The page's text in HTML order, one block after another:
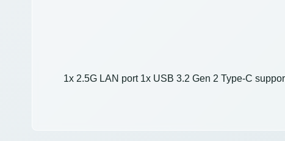
1x 2.5G LAN port 1x USB 3.2 Gen 2 Type-C